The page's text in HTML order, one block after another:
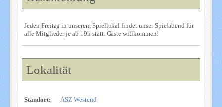
Jeden Freitag in unserem Spiellokal findet unser Spielabend für
alle Mitglieder je ab 19h statt. Gäste willkommen!
Lokalität
Standort:
ASZ Westend